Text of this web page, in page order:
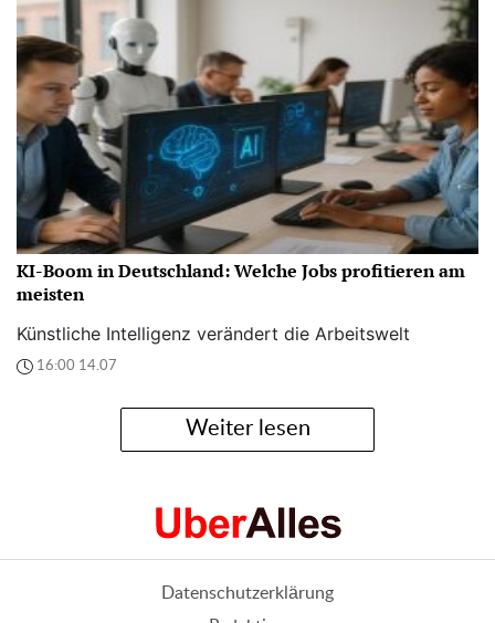
KI-Boom in Deutschland: Welche Jobs profitieren am
meisten
Künstliche Intelligenz verändert die Arbeitswelt
16:00 14.07
Weiter lesen
Datenschutzerklärung